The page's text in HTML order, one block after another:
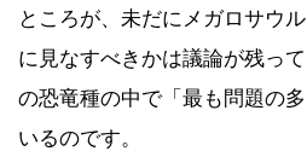
ところが、未だにメガロサウ
に見なすべきかは議論が残っ
の恐竜種の中で「最も問題の
いるのです。